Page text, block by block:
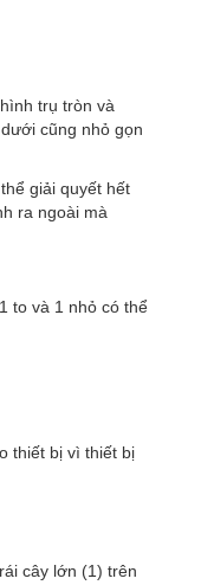
trụ tròn và
cũng nhỏ gọn
giải quyết hết
ra ngoài mà
to và 1 nhỏ có thể
thiết bị vì thiết bị
cây lớn (1) trên